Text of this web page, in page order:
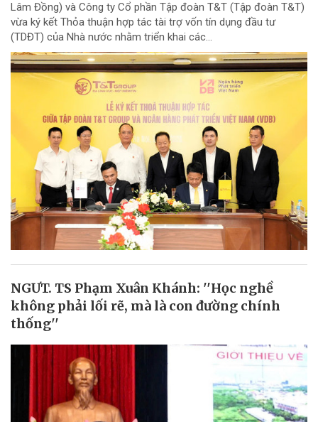
Lâm Đồng) và Công ty Cổ phần Tập đoàn T&T (Tập đoàn T&T)
vừa ký kết Thỏa thuận hợp tác tài trợ vốn tín dụng đầu tư
(TDĐT) của Nhà nước nhằm triển khai các...
NGƯT. TS Phạm Xuân Khánh: ''Học nghề
không phải lối rẽ, mà là con đường chính
thống''